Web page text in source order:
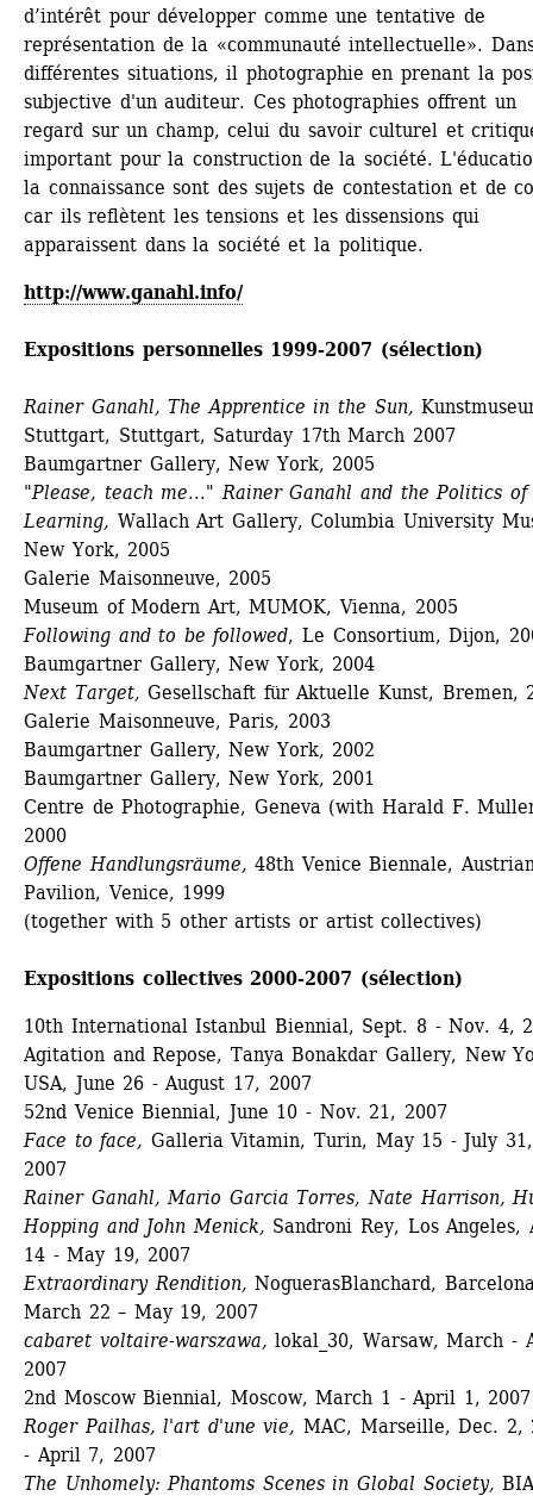
d’intérêt pour développer comme une tentative de
représentation de la «communauté intellectuelle».
différentes situations, il photographie en prenant la
subjective d'un auditeur. Ces photographies offrent un
regard sur un champ, celui du savoir culturel et
important pour la construction de la société.
la connaissance sont des sujets de contestation et de
car ils reflètent les tensions et les dissensions qui
apparaissent dans la société et la politique.
http://www.ganahl.info/
Expositions personnelles 1999-2007 (sélection)
Rainer Ganahl, The Apprentice in the Sun,
Stuttgart, Stuttgart, Saturday 17th March 2007
Baumgartner Gallery, New York, 2005
"Please, teach me..." Rainer Ganahl and the Politics of
Learning, Wallach Art Gallery, Columbia University
New York, 2005
Galerie Maisonneuve, 2005
Museum of Modern Art, MUMOK, Vienna, 2005
Following and to be followed, Le Consortium, Dijon,
Baumgartner Gallery, New York, 2004
Next Target, Gesellschaft für Aktuelle Kunst, Bremen,
Galerie Maisonneuve, Paris, 2003
Baumgartner Gallery, New York, 2002
Baumgartner Gallery, New York, 2001
Centre de Photographie, Geneva (with Harald F.
2000
Offene Handlungsräume, 48th Venice Biennale,
Pavilion, Venice, 1999
(together with 5 other artists or artist collectives)
Expositions collectives 2000-2007 (sélection)
10th International Istanbul Biennial, Sept. 8 - Nov. 4,
Agitation and Repose, Tanya Bonakdar Gallery, New
USA, June 26 - August 17, 2007
52nd Venice Biennial, June 10 - Nov. 21, 2007
Face to face, Galleria Vitamin, Turin, May 15 - July 31,
2007
Rainer Ganahl, Mario Garcia Torres, Nate Harrison,
Hopping and John Menick, Sandroni Rey, Los Angeles,
14 - May 19, 2007
Extraordinary Rendition, NoguerasBlanchard,
March 22 – May 19, 2007
cabaret voltaire-warszawa, lokal_30, Warsaw, March -
2007
2nd Moscow Biennial, Moscow, March 1 - April 1, 2007
Roger Pailhas, l'art d'une vie, MAC, Marseille, Dec. 2,
- April 7, 2007
The Unhomely: Phantoms Scenes in Global Society,